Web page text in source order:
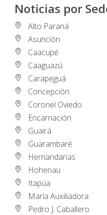
Noticias por
Alto Paraná
Asunción
Caacupé
Caaguazú
Carapeguá
Concepción
Coronel Oviedo
Encarnación
Guairá
Guarambaré
Hernandarias
Hohenau
Itapúa
María Auxiliadora
Pedro J. Caballero